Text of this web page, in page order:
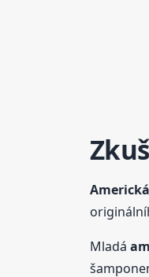
Americká
Mladá